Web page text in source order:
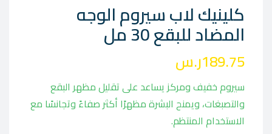
كلينيك لاب سيروم الوجه
المضاد للبقع 30 مل
189.75ر.س
سيروم خفيف ومركز يساعد على تقليل مظهر البقع
والتصبغات، ويمنح البشرة مظهرًا أكثر صفاءً وتجانسًا مع
الاستخدام المنتظم.